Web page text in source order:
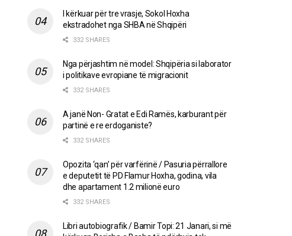
I kërkuar për tre vrasje, Sokol Hoxha
ekstradohet nga SHBA në Shqipëri
332 SHARES
Nga përjashtim në model: Shqipëria si laborator
i politikave evropiane të migracionit
332 SHARES
A janë Non- Gratat e Edi Ramës, karburant për
partinë e re erdoganiste?
332 SHARES
Opozita ‘qan’ për varfërinë / Pasuria përrallore
e deputetit të PD Flamur Hoxha, godina, vila
dhe apartament 1.2 milionë euro
332 SHARES
Libri autobiografik / Bamir Topi: 21 Janari, si më